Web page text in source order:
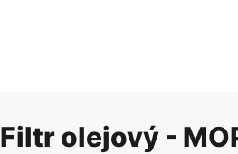
Filtr olejový -